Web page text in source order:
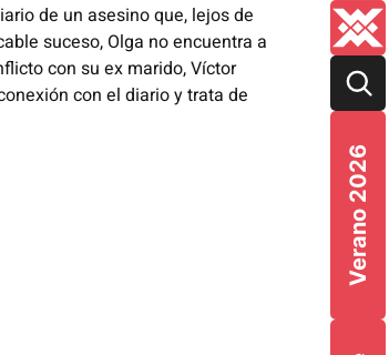
Verano 2026
de un asesino que, lejos de
suceso, Olga no encuentra a
con su ex marido, Víctor
con el diario y trata de